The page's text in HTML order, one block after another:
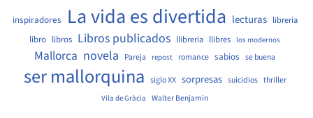
inspiradores La vida es divertida lecturas libreria
libro libros Libros publicados llibreria llibres los modernos
Mallorca novela Pareja repost romance sabios se buena
ser mallorquina siglo XX sorpresas suicidios thriller
Vila de Gràcia Walter Benjamin